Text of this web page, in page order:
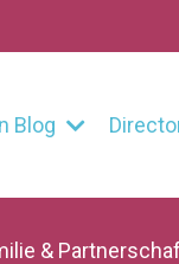
Blog
&